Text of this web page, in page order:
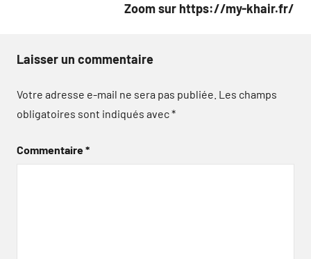
Zoom sur https://my-khair.fr/
Laisser un commentaire
Votre adresse e-mail ne sera pas publiée. Les champs
obligatoires sont indiqués avec*
Commentaire*